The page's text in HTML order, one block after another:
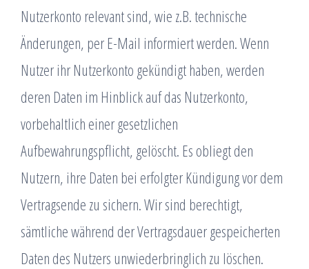
Nutzerkonto relevant sind, wie z.B. technische
Änderungen, per E-Mail informiert werden. Wenn
Nutzer ihr Nutzerkonto gekündigt haben, werden
deren Daten im Hinblick auf das Nutzerkonto,
vorbehaltlich einer gesetzlichen
Aufbewahrungspflicht, gelöscht. Es obliegt den
Nutzern, ihre Daten bei erfolgter Kündigung vor dem
Vertragsende zu sichern. Wir sind berechtigt,
sämtliche während der Vertragsdauer gespeicherten
Daten des Nutzers unwiederbringlich zu löschen.